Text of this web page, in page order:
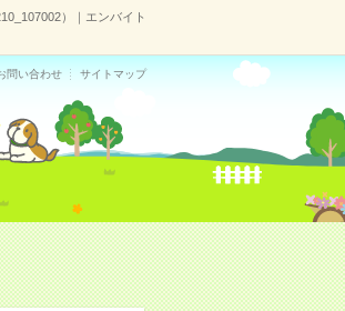
）｜エンバイト
問い合わせ サイトマップ